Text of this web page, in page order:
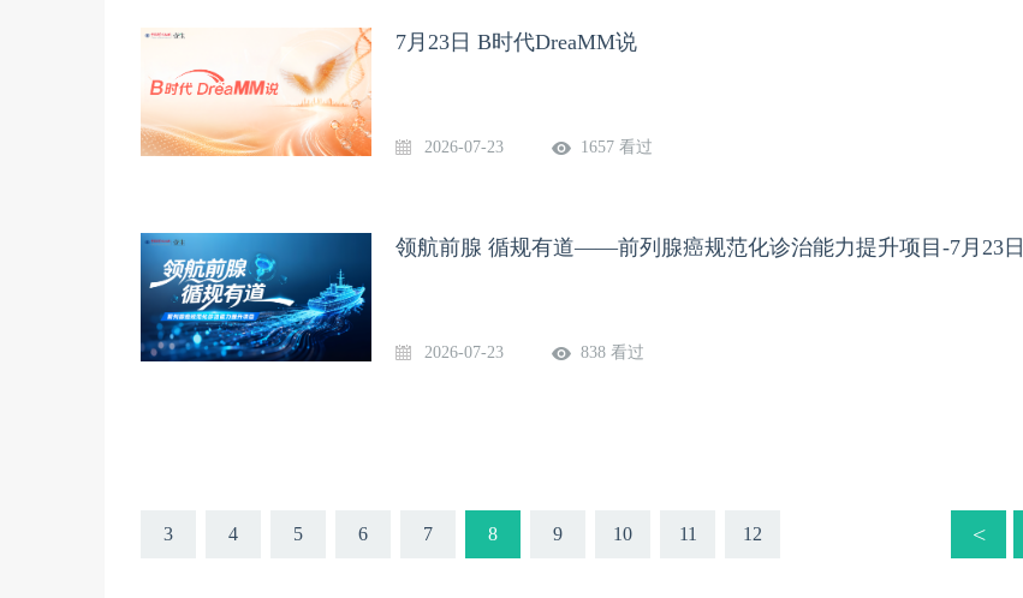
7月23日 B时代DreaMM说
2026-07-23 1657 看过
领航前腺 循规有道——前列腺癌规范化诊治能力提升项目-7月23日
2026-07-23 838 看过
3 4 5 6 7 8 9 10 11 12 <